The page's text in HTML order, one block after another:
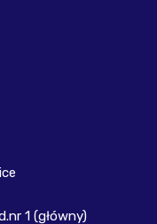
1 (główny)